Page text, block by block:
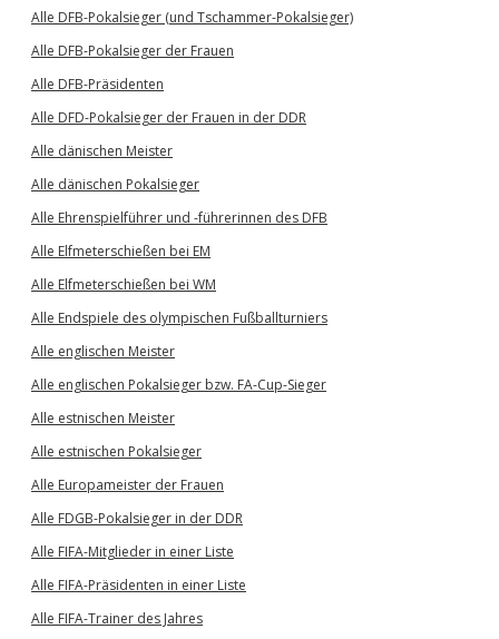
Alle DFB-Pokalsieger (und Tschammer-Pokalsieger)
Alle DFB-Pokalsieger der Frauen
Alle DFB-Präsidenten
Alle DFD-Pokalsieger der Frauen in der DDR
Alle dänischen Meister
Alle dänischen Pokalsieger
Alle Ehrenspielführer und -führerinnen des DFB
Alle Elfmeterschießen bei EM
Alle Elfmeterschießen bei WM
Alle Endspiele des olympischen Fußballturniers
Alle englischen Meister
Alle englischen Pokalsieger bzw. FA-Cup-Sieger
Alle estnischen Meister
Alle estnischen Pokalsieger
Alle Europameister der Frauen
Alle FDGB-Pokalsieger in der DDR
Alle FIFA-Mitglieder in einer Liste
Alle FIFA-Präsidenten in einer Liste
Alle FIFA-Trainer des Jahres